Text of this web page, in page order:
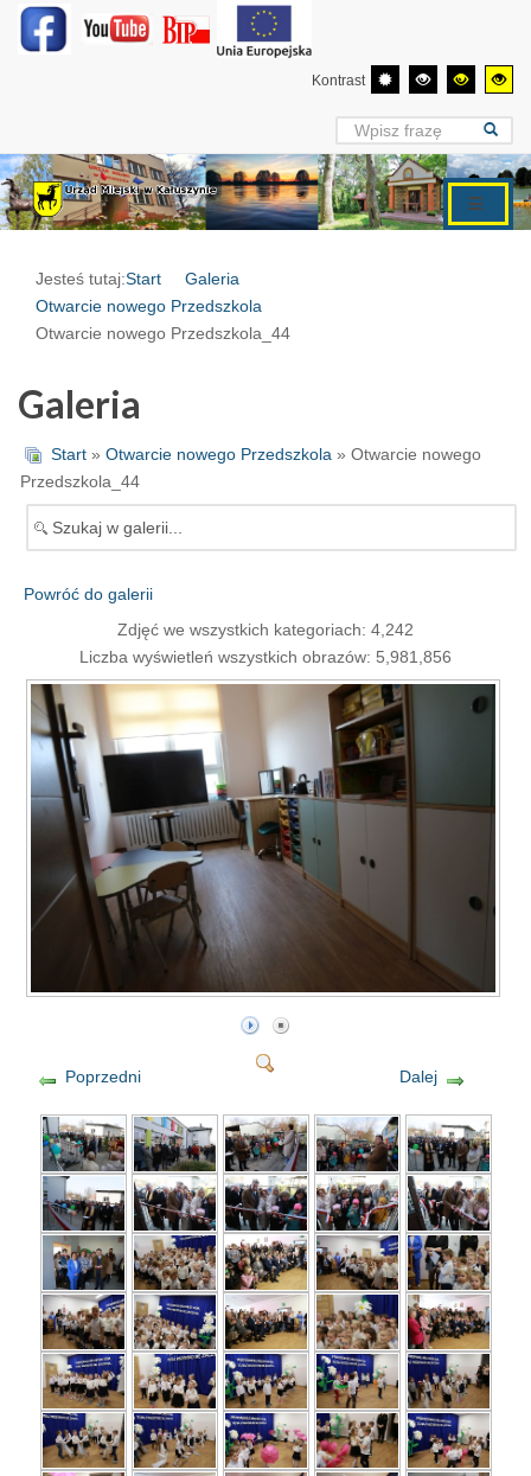
Kontrast
Jesteś tutaj:Start
Galeria
Otwarcie nowego Przedszkola
Otwarcie nowego Przedszkola_44
Galeria
Start » Otwarcie nowego Przedszkola » Otwarcie nowego
Przedszkola_44
Powróć do galerii
Zdjęć we wszystkich kategoriach: 4,242
Liczba wyświetleń wszystkich obrazów: 5,981,856
Poprzedni Dalej